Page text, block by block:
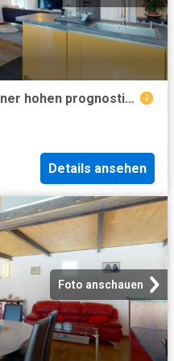
Investitionsimmobilie mit einer hohen prognostizierten Bruttorendite von 5 %
Details ansehen
Foto anschauen